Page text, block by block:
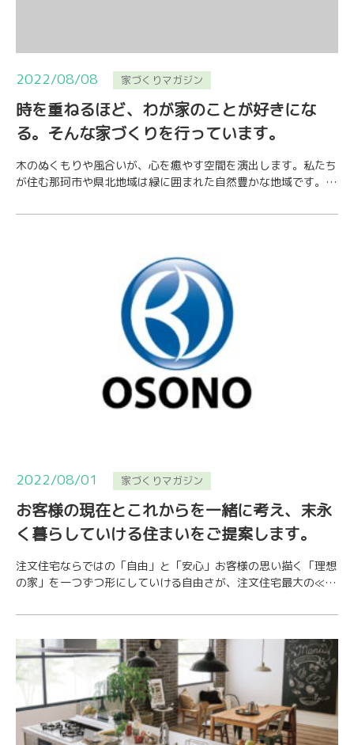
2022/08/08 家づくりマガジン
時を重ねるほど、わが家のことが好きにな
る。そんな家づくりを行っています。
木のぬくもりや風合いが、心を癒やす空間を演出します。私たち
が住む那珂市や県北地域は緑に囲まれた自然豊かな地域です。み
2022/08/01 家づくりマガジン
お客様の現在とこれからを一緒に考え、末永
く暮らしていける住まいをご提案します。
注文住宅ならではの「自由」と「安心」お客様の思い描く「理想
の家」を一つずつ形にしていける自由さが、注文住宅最大の≪強